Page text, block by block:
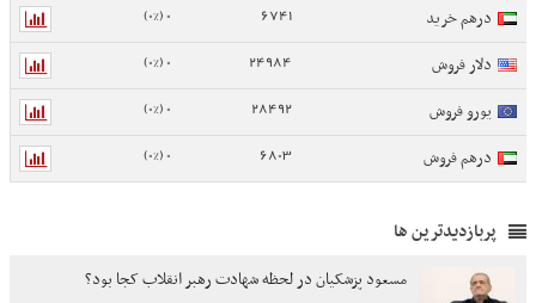
درهم خرید 6741
0 (0%)
دلار فروش 24984
0 (0%)
یورو فروش 28492
0 (0%)
درهم فروش 6803
0 (0%)
پربازدیدترین ها
مسعود پزشکیان در لحظه شهادت رهبر انقلاب کجا بود؟